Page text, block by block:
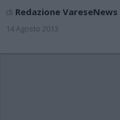
di Redazione VareseNews
14 Agosto 2013